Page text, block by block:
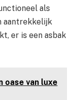
als
aantrekkelijk
er is een asbak
oase van luxe